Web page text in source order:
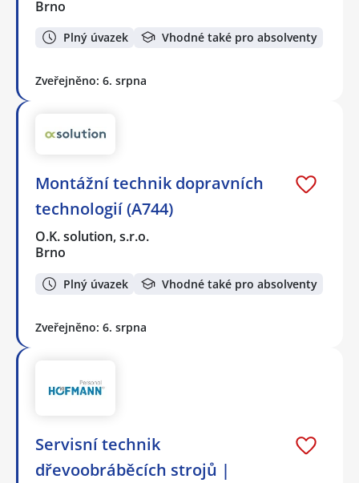
Brno
Plný úvazek Vhodné také pro absolventy
Zveřejněno: 6. srpna
Montážní technik dopravních
technologií (A744)
O.K. solution, s.r.o.
Brno
Plný úvazek Vhodné také pro absolventy
Zveřejněno: 6. srpna
️Servisní technik
dřevoobráběcích strojů |